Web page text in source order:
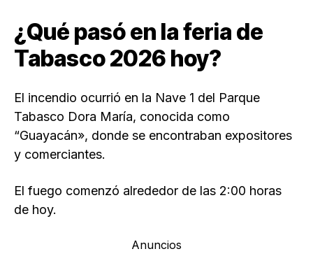
¿Qué pasó en la feria de
Tabasco 2026 hoy?
El incendio ocurrió en la Nave 1 del Parque
Tabasco Dora María, conocida como
“Guayacán», donde se encontraban expositores
y comerciantes.
El fuego comenzó alrededor de las 2:00 horas
de hoy.
Anuncios